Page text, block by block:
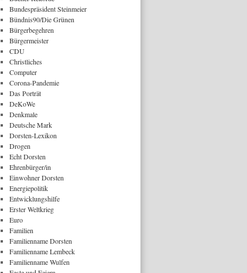
Bundespräsident Steinmeier
Bündnis90/Die Grünen
Bürgerbegehren
Bürgermeister
CDU
Christliches
Computer
Corona-Pandemie
Das Porträt
DeKoWe
Denkmale
Deutsche Mark
Dorsten-Lexikon
Drogen
Echt Dorsten
Ehrenbürger/in
Einwohner Dorsten
Energiepolitik
Entwicklungshilfe
Erster Weltkrieg
Euro
Familien
Familienname Dorsten
Familienname Lembeck
Familienname Wulfen